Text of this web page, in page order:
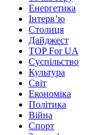
Енергетика
Інтерв’ю
Столиця
Дайджест
TOP For UA
Суспiльство
Культура
Світ
Економіка
Політика
Війна
Спорт